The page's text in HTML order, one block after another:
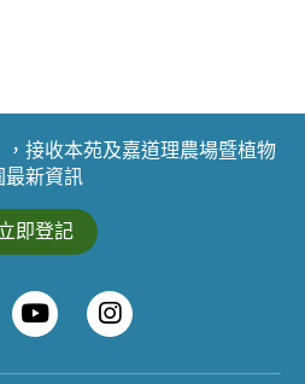
接收本苑及嘉道理農場暨植物
最新資訊
即登記